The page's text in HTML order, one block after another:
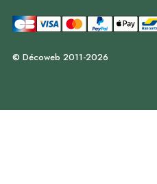
© Décoweb 2011-2026